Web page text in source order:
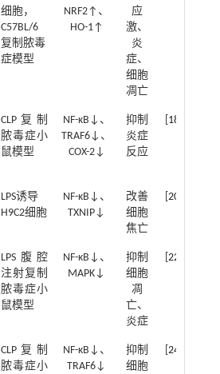
细胞，
C57BL/6
复制脓毒
症模型
NRF2↑、
HO-1↑
应
激、
炎
症、
细胞
凋亡
CLP复制
脓毒症小
鼠模型
NF-κB↓、
TRAF6↓、
COX-2↓
抑制
炎症
反应
18
LPS诱导
H9C2细胞
NF-κB↓、
TXNIP↓
改善
细胞
焦亡
20
LPS腹腔
注射复制
脓毒症小
鼠模型
NF-κB↓、
MAPK↓
抑制
细胞
凋
亡、
炎症
22
CLP复制
脓毒症小
NF-κB↓、
TRAF6↓
抑制
细胞
24